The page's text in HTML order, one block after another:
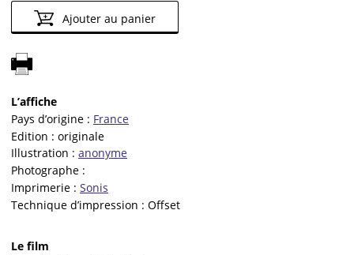
Ajouter au panier
L’affiche
Pays d’origine : France
Edition : originale
Illustration : anonyme
Photographe :
Imprimerie : Sonis
Technique d’impression : Offset
Le film